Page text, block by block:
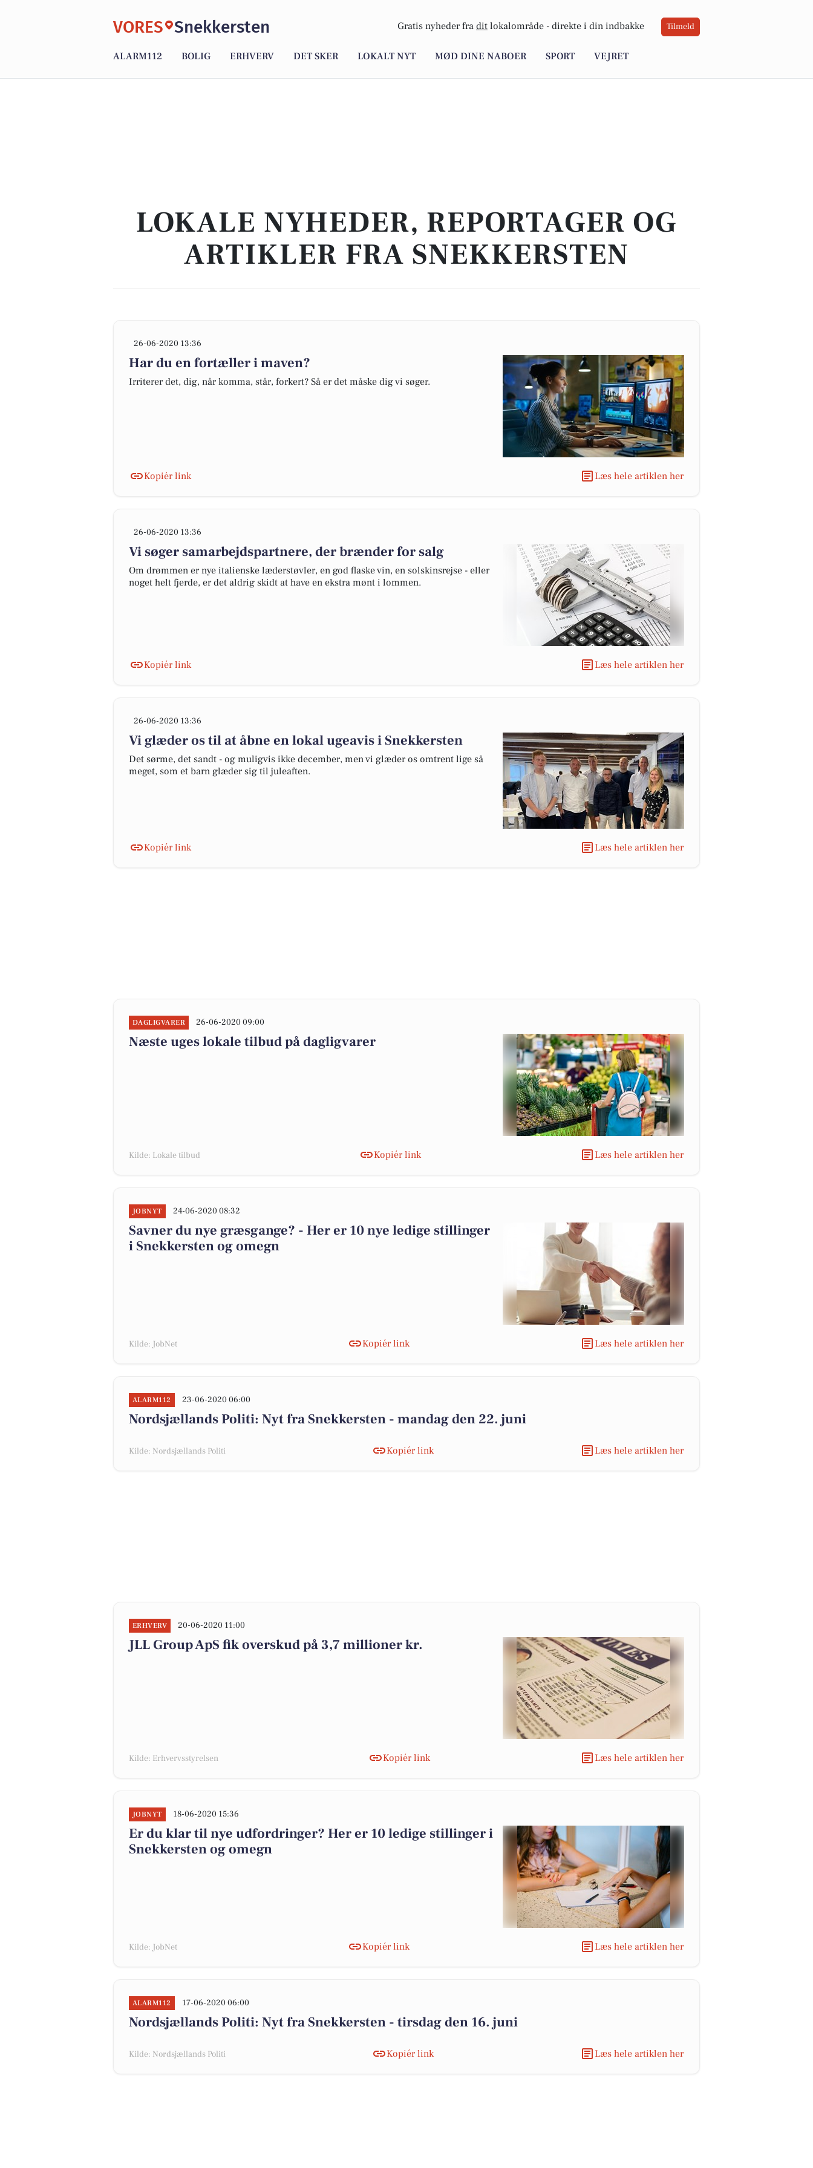
VORES Snekkersten Gratis nyheder fra dit lokalområde - direkte i din indbakke Tilmeld
ALARM112 BOLIG ERHVERV DET SKER LOKALT NYT MØD DINE NABOER SPORT VEJRET
LOKALE NYHEDER, REPORTAGER OG
ARTIKLER FRA SNEKKERSTEN
26-06-2020 13:36
Har du en fortæller i maven?
Irriterer det, dig, når komma, står, forkert? Så er det måske dig vi søger.
Kopiér link Læs hele artiklen her
26-06-2020 13:36
Vi søger samarbejdspartnere, der brænder for salg
Om drømmen er nye italienske læderstøvler, en god flaske vin, en solskinsrejse - eller
noget helt fjerde, er det aldrig skidt at have en ekstra mønt i lommen.
Kopiér link Læs hele artiklen her
26-06-2020 13:36
Vi glæder os til at åbne en lokal ugeavis i Snekkersten
Det sørme, det sandt - og muligvis ikke december, men vi glæder os omtrent lige så
meget, som et barn glæder sig til juleaften.
Kopiér link Læs hele artiklen her
DAGLIGVARER 26-06-2020 09:00
Næste uges lokale tilbud på dagligvarer
Kilde: Lokale tilbud Kopiér link Læs hele artiklen her
JOBNYT 24-06-2020 08:32
Savner du nye græsgange? - Her er 10 nye ledige stillinger
i Snekkersten og omegn
Kilde: JobNet Kopiér link Læs hele artiklen her
ALARM112 23-06-2020 06:00
Nordsjællands Politi: Nyt fra Snekkersten - mandag den 22. juni
Kilde: Nordsjællands Politi Kopiér link Læs hele artiklen her
ERHVERV 20-06-2020 11:00
JLL Group ApS fik overskud på 3,7 millioner kr.
Kilde: Erhvervsstyrelsen Kopiér link Læs hele artiklen her
JOBNYT 18-06-2020 15:36
Er du klar til nye udfordringer? Her er 10 ledige stillinger i
Snekkersten og omegn
Kilde: JobNet Kopiér link Læs hele artiklen her
ALARM112 17-06-2020 06:00
Nordsjællands Politi: Nyt fra Snekkersten - tirsdag den 16. juni
Kilde: Nordsjællands Politi Kopiér link Læs hele artiklen her